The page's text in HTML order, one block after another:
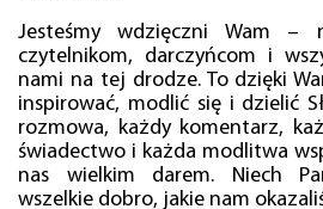
Jesteśmy wdzięczni Wam –
czytelnikom, darczyńcom i
nami na tej drodze. To dzięki
inspirować, modlić się i dzielić
rozmowa, każdy komentarz,
świadectwo i każda modlitwa
nas wielkim darem. Niech
wszelkie dobro, jakie nam